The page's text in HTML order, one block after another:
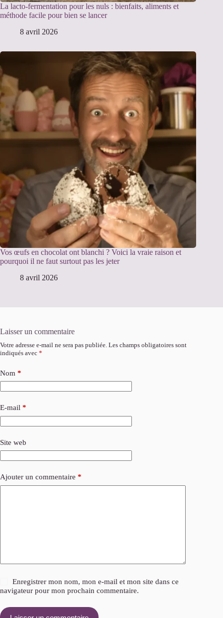
La lacto-fermentation pour les nuls : bienfaits, aliments et
méthode facile pour bien se lancer
8 avril 2026
Vos œufs en chocolat ont blanchi ? Voici la vraie raison et
pourquoi il ne faut surtout pas les jeter
8 avril 2026
Laisser un commentaire
Votre adresse e-mail ne sera pas publiée. Les champs obligatoires sont
indiqués avec *
Nom *
E-mail *
Site web
Ajouter un commentaire *
Enregistrer mon nom, mon e-mail et mon site dans ce
navigateur pour mon prochain commentaire.